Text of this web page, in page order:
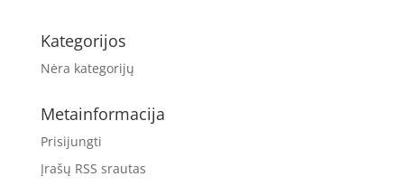
Kategorijos
Nėra kategorijų
Metainformacija
Prisijungti
Įrašų RSS srautas